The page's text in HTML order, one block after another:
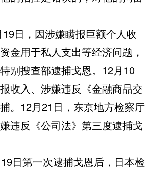
日，因涉嫌瞒报巨额个人收
金用于私人支出等经济问题，
别搜查部逮捕戈恩。12月10
收入、涉嫌违反《金融商品交
。12月21日，东京地方检察厅
违反《公司法》第三度逮捕戈
第一次逮捕戈恩后，日本检